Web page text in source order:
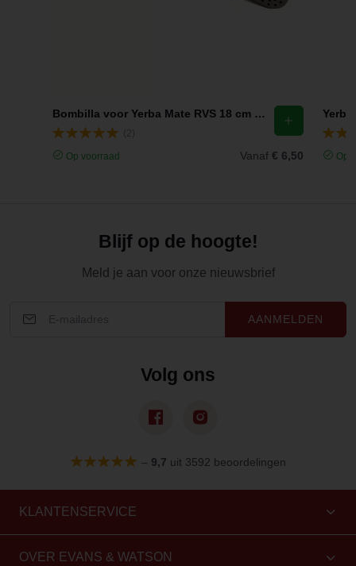
Bombilla voor Yerba Mate RVS 18 cm Traditioneel Chacult
Op voorraad Vanaf € 6,50 Op
Blijf op de hoogte!
Meld je aan voor onze nieuwsbrief
AANMELDEN
Volg ons
– 9,7 uit 3592 beoordelingen
KLANTENSERVICE
OVER EVANS & WATSON